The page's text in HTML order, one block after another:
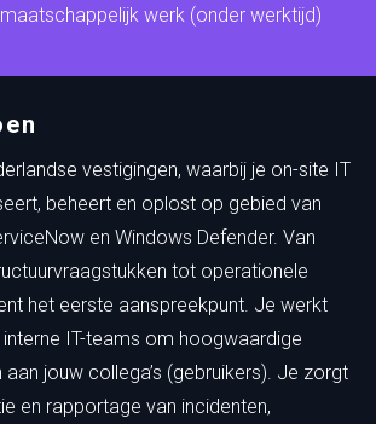
werk (onder werktijd)
vestigingen, waarbij je on-site IT
beheert en oplost op gebied van
en Windows Defender. Van
tot operationele
het eerste aanspreekpunt. Je werkt
IT-teams om hoogwaardige
jouw collega’s (gebruikers). Je zorgt
en rapportage van incidenten,